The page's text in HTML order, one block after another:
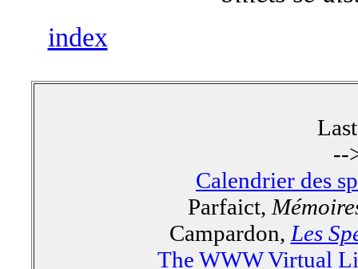
index
--
Calendrier des
Parfaict,
Campardon, Les
The WWW Virtual